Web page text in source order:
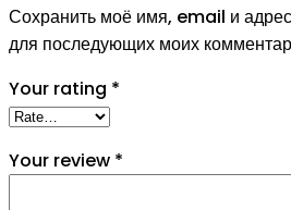
Сохранить моё имя, email и
для последующих моих
Your rating *
Your review *